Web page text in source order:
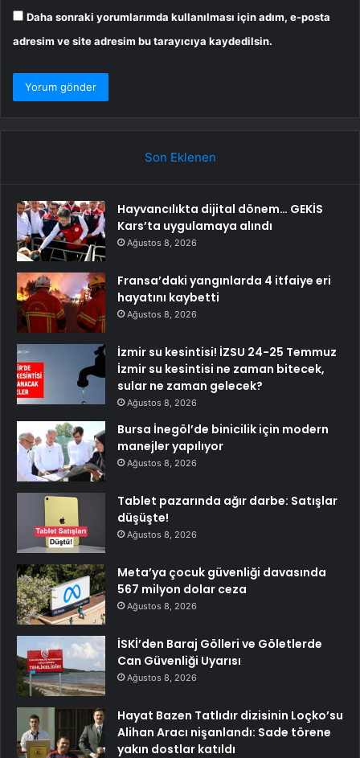
Daha sonraki yorumlarımda kullanılması için adım, e-posta
adresim ve site adresim bu tarayıcıya kaydedilsin.
Son Eklenen
Hayvancılıkta dijital dönem… GEKİS
Kars’ta uygulamaya alındı
Ağustos 8, 2026
Fransa’daki yangınlarda 4 itfaiye eri
hayatını kaybetti
Ağustos 8, 2026
İzmir su kesintisi! İZSU 24-25 Temmuz
İzmir su kesintisi ne zaman bitecek,
sular ne zaman gelecek?
Ağustos 8, 2026
Bursa İnegöl’de binicilik için modern
manejler yapılıyor
Ağustos 8, 2026
Tablet pazarında ağır darbe: Satışlar
düşüşte!
Ağustos 8, 2026
Meta’ya çocuk güvenliği davasında
567 milyon dolar ceza
Ağustos 8, 2026
İSKİ’den Baraj Gölleri ve Göletlerde
Can Güvenliği Uyarısı
Ağustos 8, 2026
Hayat Bazen Tatlıdır dizisinin Loçko’su
Alihan Aracı nişanlandı: Sade törene
yakın dostlar katıldı